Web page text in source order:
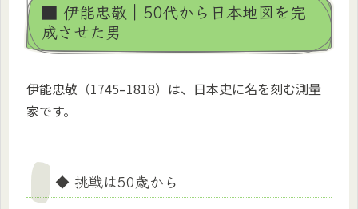
■ 伊能忠敬｜50代から日本地図を完
成させた男
伊能忠敬（1745–1818）は、日本史に名を刻む測量
家です。
◆ 挑戦は50歳から